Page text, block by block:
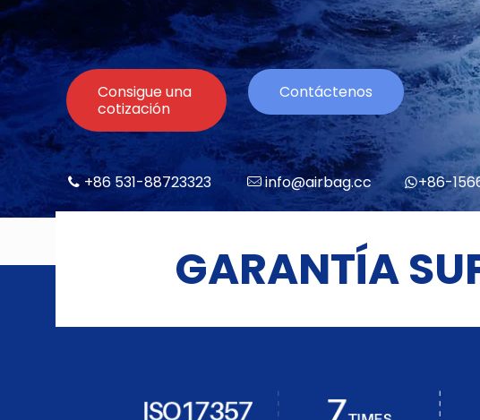
Consigue una
cotización
Contáctenos
+86 531-88723323 info@airbag.cc +86-
GARANTÍA